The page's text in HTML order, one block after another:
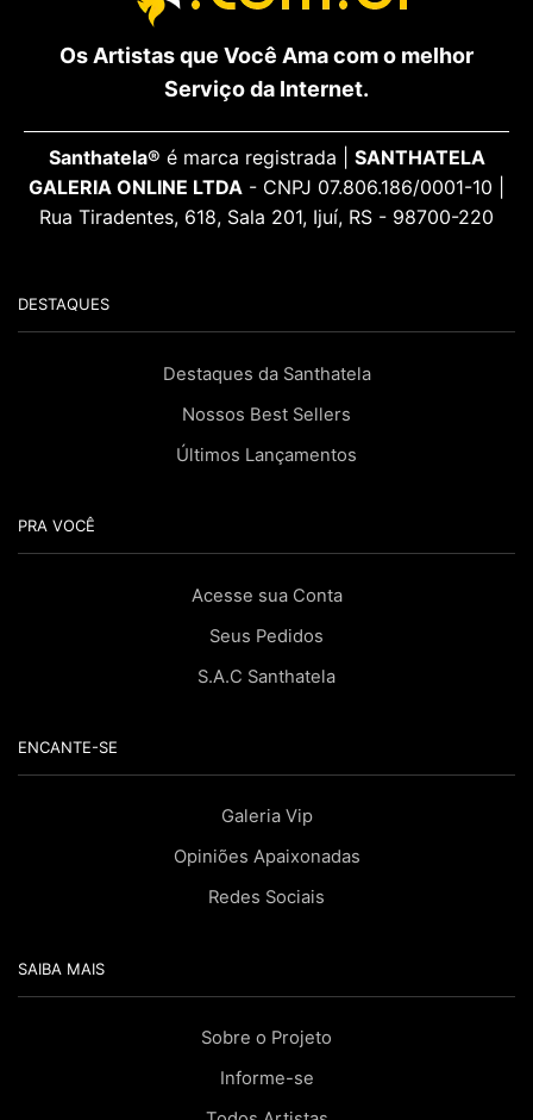
Os Artistas que Você Ama com o melhor
Serviço da Internet.
Santhatela® é marca registrada | SANTHATELA
GALERIA ONLINE LTDA - CNPJ 07.806.186/0001-10 |
Rua Tiradentes, 618, Sala 201, Ijuí, RS - 98700-220
DESTAQUES
Destaques da Santhatela
Nossos Best Sellers
Últimos Lançamentos
PRA VOCÊ
Acesse sua Conta
Seus Pedidos
S.A.C Santhatela
ENCANTE-SE
Galeria Vip
Opiniões Apaixonadas
Redes Sociais
SAIBA MAIS
Sobre o Projeto
Informe-se